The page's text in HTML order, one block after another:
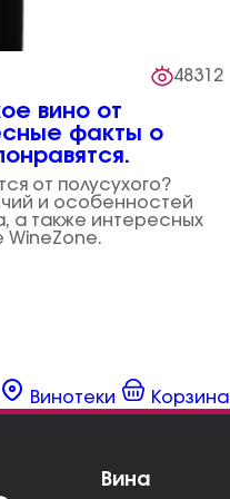
48312
вино от
факты о
от полусухого?
и особенностей
а также интересных
WineZone.
Винотеки Корзина
Вина